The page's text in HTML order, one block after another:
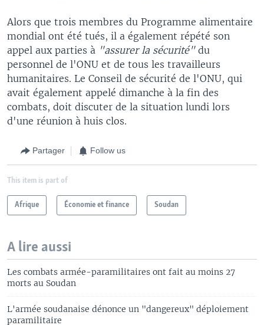
Alors que trois membres du Programme alimentaire
mondial ont été tués, il a également répété son
appel aux parties à "assurer la sécurité"du
personnel de l'ONU et de tous les travailleurs
humanitaires. Le Conseil de sécurité de l'ONU, qui
avait également appelé dimanche à la fin des
combats, doit discuter de la situation lundi lors
d'une réunion à huis clos.
Partager Follow us
This item is part of
Afrique Économie et finance Soudan
A lire aussi
Les combats armée-paramilitaires ont fait au moins 27
morts au Soudan
L'armée soudanaise dénonce un "dangereux" déploiement
paramilitaire